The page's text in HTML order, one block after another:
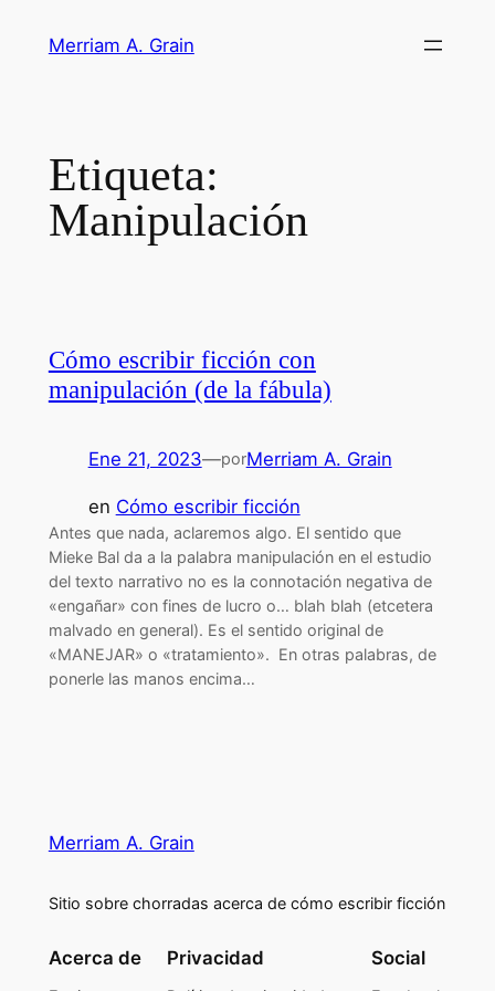
Merriam A. Grain
Etiqueta:
Manipulación
Cómo escribir ficción con
manipulación (de la fábula)
Ene 21, 2023—porMerriam A. Grain
en Cómo escribir ficción
Antes que nada, aclaremos algo. El sentido que
Mieke Bal da a la palabra manipulación en el estudio
del texto narrativo no es la connotación negativa de
«engañar» con fines de lucro o… blah blah (etcetera
malvado en general). Es el sentido original de
«MANEJAR» o «tratamiento». En otras palabras, de
ponerle las manos encima…
Merriam A. Grain
Sitio sobre chorradas acerca de cómo escribir ficción
Acerca de Privacidad Social